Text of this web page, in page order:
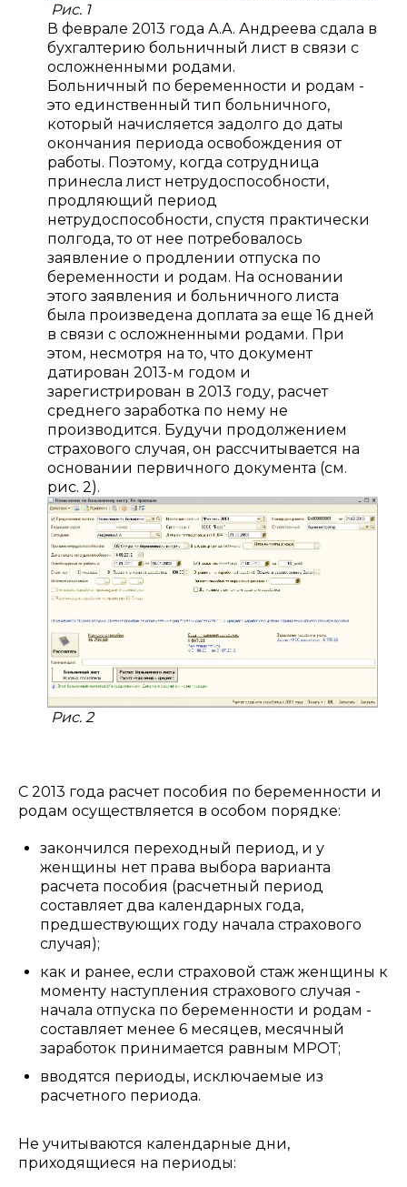
Рис. 1
В феврале 2013 года А.А. Андреева сдала в
бухгалтерию больничный лист в связи с
осложненными родами.
Больничный по беременности и родам -
это единственный тип больничного,
который начисляется задолго до даты
окончания периода освобождения от
работы. Поэтому, когда сотрудница
принесла лист нетрудоспособности,
продляющий период
нетрудоспособности, спустя практически
полгода, то от нее потребовалось
заявление о продлении отпуска по
беременности и родам. На основании
этого заявления и больничного листа
была произведена доплата за еще 16 дней
в связи с осложненными родами. При
этом, несмотря на то, что документ
датирован 2013-м годом и
зарегистрирован в 2013 году, расчет
среднего заработка по нему не
производится. Будучи продолжением
страхового случая, он рассчитывается на
основании первичного документа (см.
рис. 2).
Рис. 2
С 2013 года расчет пособия по беременности и
родам осуществляется в особом порядке:
закончился переходный период, и у
женщины нет права выбора варианта
расчета пособия (расчетный период
составляет два календарных года,
предшествующих году начала страхового
случая);
как и ранее, если страховой стаж женщины к
моменту наступления страхового случая -
начала отпуска по беременности и родам -
составляет менее 6 месяцев, месячный
заработок принимается равным МРОТ;
вводятся периоды, исключаемые из
расчетного периода.
Не учитываются календарные дни,
приходящиеся на периоды: